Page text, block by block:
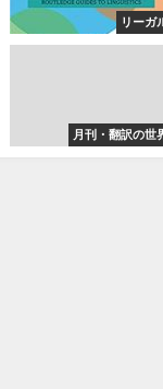
リーガ
月刊・翻訳の世